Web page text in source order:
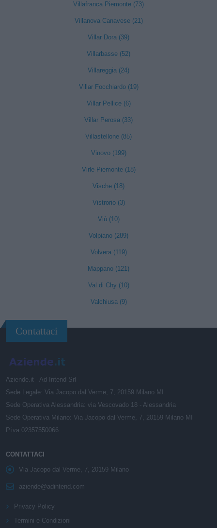
Villafranca Piemonte (73)
Villanova Canavese (21)
Villar Dora (39)
Villarbasse (52)
Villareggia (24)
Villar Focchiardo (19)
Villar Pellice (6)
Villar Perosa (33)
Villastellone (85)
Vinovo (199)
Virle Piemonte (18)
Vische (18)
Vistrorio (3)
Viù (10)
Volpiano (289)
Volvera (119)
Mappano (121)
Val di Chy (10)
Valchiusa (9)
Contattaci
Aziende.it - Ad Intend Srl
Sede Legale: Via Jacopo dal Verme, 7, 20159 Milano MI
Sede Operativa Alessandria: via Vescovado 18 - Alessandria
Sede Operativa Milano: Via Jacopo dal Verme, 7, 20159 Milano MI
P.iva 02357550066
CONTATTACI
Via Jacopo dal Verme, 7, 20159 Milano
aziende@adintend.com
Privacy Policy
Termini e Condizioni